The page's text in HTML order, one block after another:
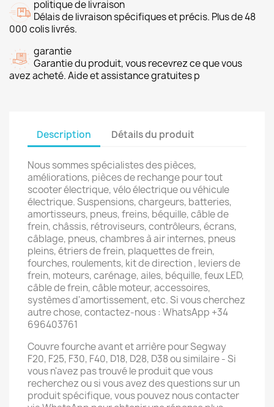
politique de livraison
Délais de livraison spécifiques et précis. Plus de 48
000 colis livrés.
garantie
Garantie du produit, vous recevrez ce que vous
avez acheté. Aide et assistance gratuites p
Description Détails du produit
Nous sommes spécialistes des pièces,
améliorations, pièces de rechange pour tout
scooter électrique, vélo électrique ou véhicule
électrique. Suspensions, chargeurs, batteries,
amortisseurs, pneus, freins, béquille, câble de
frein, châssis, rétroviseurs, contrôleurs, écrans,
câblage, pneus, chambres à air internes, pneus
pleins, étriers de frein, plaquettes de frein,
fourches, roulements, kit de direction , leviers de
frein, moteurs, carénage, ailes, béquille, feux LED,
câble de frein, câble moteur, accessoires,
systèmes d'amortissement, etc. Si vous cherchez
autre chose, contactez-nous : WhatsApp +34
696403761
Couvre fourche avant et arrière pour Segway
F20, F25, F30, F40, D18, D28, D38 ou similaire - Si
vous n'avez pas trouvé le produit que vous
recherchez ou si vous avez des questions sur un
produit spécifique, vous pouvez nous contacter